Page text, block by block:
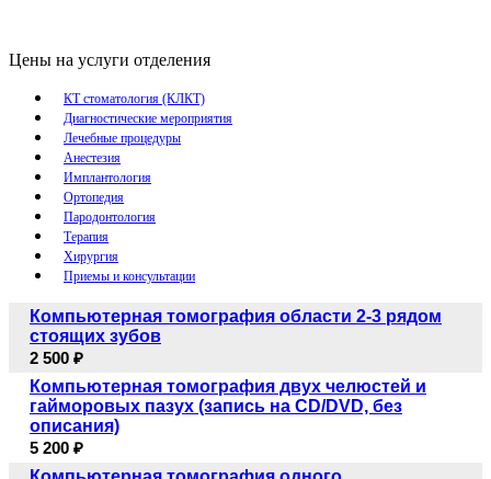
Цены на услуги отделения
КТ стоматология (КЛКТ)
Диагностические мероприятия
Лечебные процедуры
Анестезия
Имплантология
Ортопедия
Пародонтология
Терапия
Хирургия
Приемы и консультации
Компьютерная томография области 2-3 рядом
стоящих зубов
2 500 ₽
Компьютерная томография двух челюстей и
гайморовых пазух (запись на CD/DVD, без
описания)
5 200 ₽